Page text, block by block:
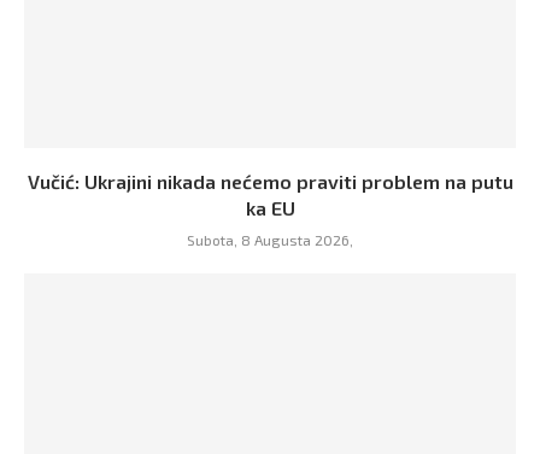
Vučić: Ukrajini nikada nećemo praviti problem na putu
ka EU
Subota, 8 Augusta 2026,